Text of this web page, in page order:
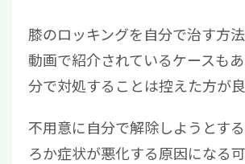
膝のロッキングを自分で治す方
動画で紹介されているケースも
分で対処することは控えた方が良
不用意に自分で解除しようとす
ろか症状が悪化する原因になる